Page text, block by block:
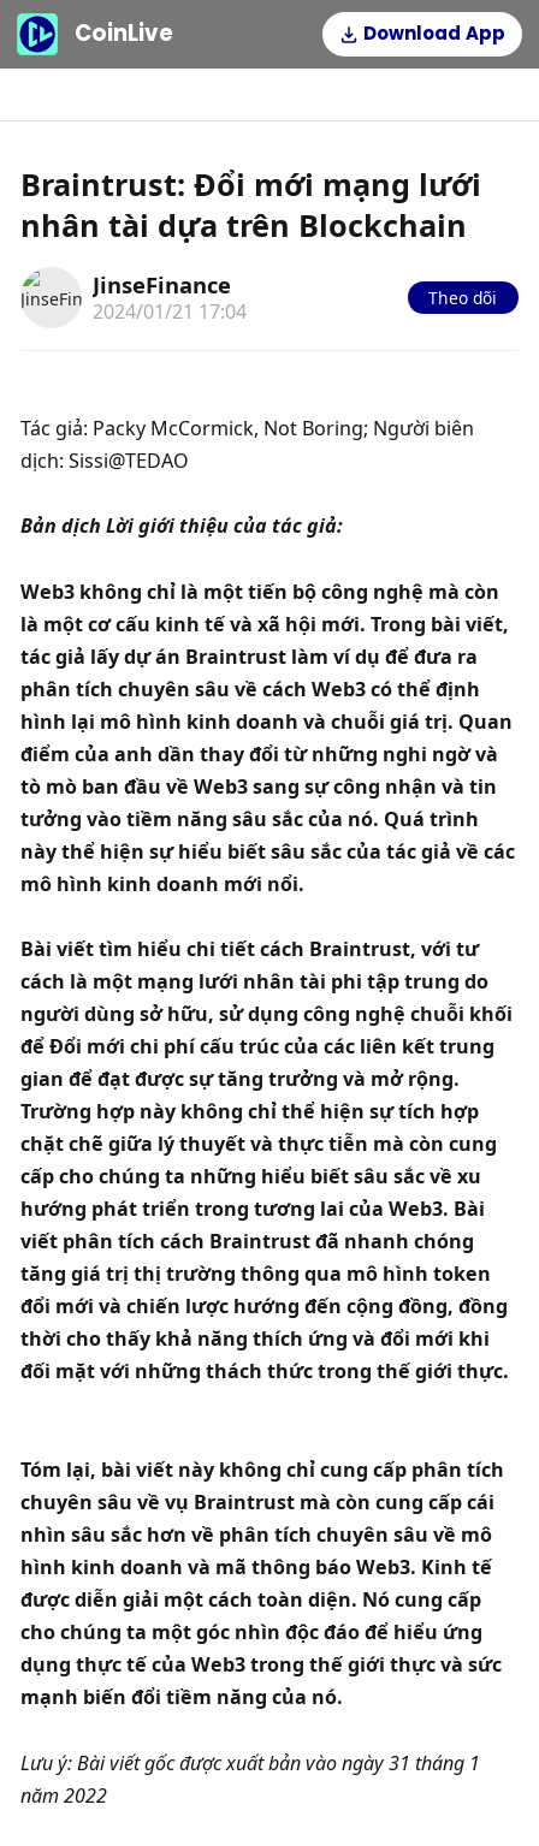
CoinLive Download App
Braintrust: Đổi mới mạng lưới
nhân tài dựa trên Blockchain
JinseFinance
2024/01/21 17:04
Theo dõi
Tác giả: Packy McCormick, Not Boring; Người biên
dịch: Sissi@TEDAO
Bản dịch Lời giới thiệu của tác giả:
Web3 không chỉ là một tiến bộ công nghệ mà còn
là một cơ cấu kinh tế và xã hội mới. Trong bài viết,
tác giả lấy dự án Braintrust làm ví dụ để đưa ra
phân tích chuyên sâu về cách Web3 có thể định
hình lại mô hình kinh doanh và chuỗi giá trị. Quan
điểm của anh dần thay đổi từ những nghi ngờ và
tò mò ban đầu về Web3 sang sự công nhận và tin
tưởng vào tiềm năng sâu sắc của nó. Quá trình
này thể hiện sự hiểu biết sâu sắc của tác giả về các
mô hình kinh doanh mới nổi.
Bài viết tìm hiểu chi tiết cách Braintrust, với tư
cách là một mạng lưới nhân tài phi tập trung do
người dùng sở hữu, sử dụng công nghệ chuỗi khối
để Đổi mới chi phí cấu trúc của các liên kết trung
gian để đạt được sự tăng trưởng và mở rộng.
Trường hợp này không chỉ thể hiện sự tích hợp
chặt chẽ giữa lý thuyết và thực tiễn mà còn cung
cấp cho chúng ta những hiểu biết sâu sắc về xu
hướng phát triển trong tương lai của Web3. Bài
viết phân tích cách Braintrust đã nhanh chóng
tăng giá trị thị trường thông qua mô hình token
đổi mới và chiến lược hướng đến cộng đồng, đồng
thời cho thấy khả năng thích ứng và đổi mới khi
đối mặt với những thách thức trong thế giới thực.
Tóm lại, bài viết này không chỉ cung cấp phân tích
chuyên sâu về vụ Braintrust mà còn cung cấp cái
nhìn sâu sắc hơn về phân tích chuyên sâu về mô
hình kinh doanh và mã thông báo Web3. Kinh tế
được diễn giải một cách toàn diện. Nó cung cấp
cho chúng ta một góc nhìn độc đáo để hiểu ứng
dụng thực tế của Web3 trong thế giới thực và sức
mạnh biến đổi tiềm năng của nó.
Lưu ý: Bài viết gốc được xuất bản vào ngày 31 tháng 1
năm 2022